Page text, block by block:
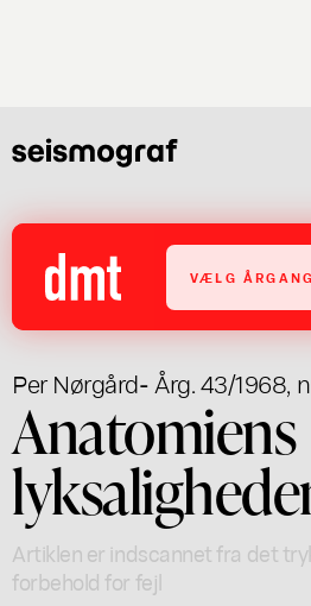
VÆLG ÅRGANG
Per Nørgård- Årg. 43/1968,
Anatomiens
Artiklen er indscannet fra det
forbehold for fejl